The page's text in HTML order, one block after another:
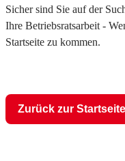
Sicher sind Sie auf der
Ihre Betriebsratsarbeit -
Startseite zu kommen.
Zurück zur Startseite